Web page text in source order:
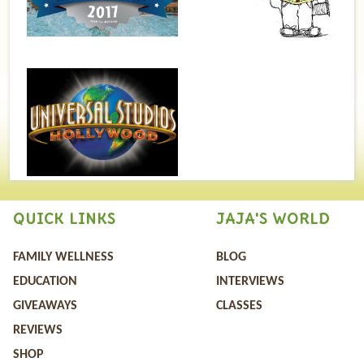
QUICK LINKS
FAMILY WELLNESS
EDUCATION
GIVEAWAYS
REVIEWS
SHOP
JAJA'S WORLD
BLOG
INTERVIEWS
CLASSES